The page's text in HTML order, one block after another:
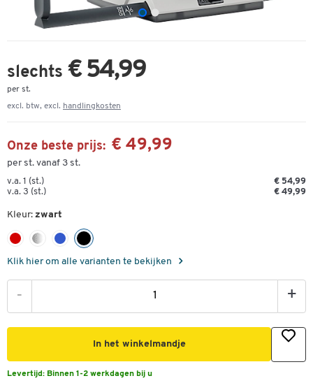
slechts € 54,99
per st.
excl. btw, excl. handlingkosten
Onze beste prijs: € 49,99
per st. vanaf 3 st.
v.a. 1 (st.)
€ 54,99
v.a. 3 (st.)
€ 49,99
Kleur: zwart
Klik hier om alle varianten te bekijken
- +
In het winkelmandje
Levertijd: Binnen 1-2 werkdagen bij u